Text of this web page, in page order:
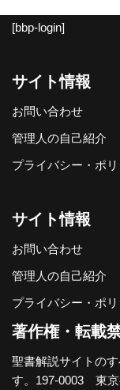
[bbp-login]
サイト情報
お問い合わせ
管理人の自己紹介
プライバシー・ポ
サイト情報
お問い合わせ
管理人の自己紹介
プライバシー・ポ
著作権・転載
聖書解説サイトの
す。197-0003 東